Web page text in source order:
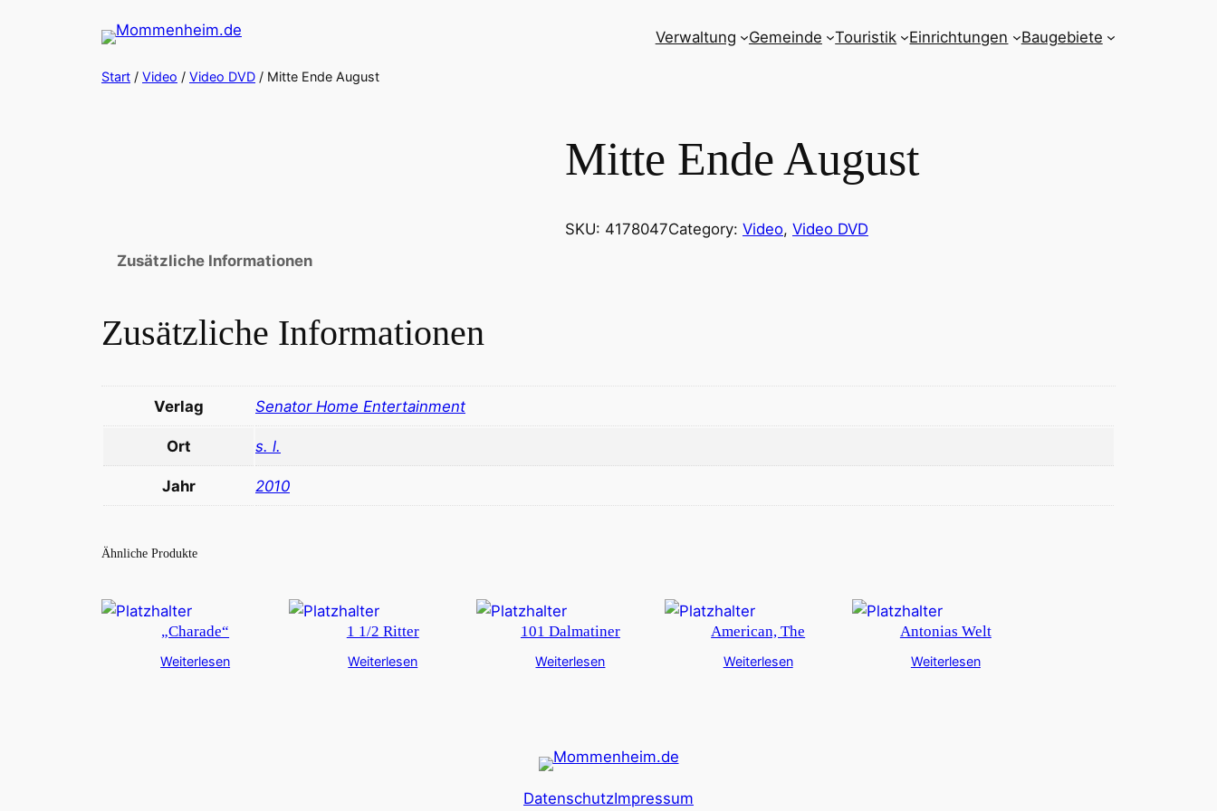
Verwaltung Gemeinde Touristik Einrichtungen Baugebiete
Start / Video / Video DVD / Mitte Ende August
Mitte Ende August
SKU: 4178047Category: Video, Video DVD
Zusätzliche Informationen
Zusätzliche Informationen
Verlag Senator Home Entertainment
Ort s. l.
Jahr 2010
Ähnliche Produkte
„Charade“
Weiterlesen
1 1/2 Ritter
Weiterlesen
101 Dalmatiner
Weiterlesen
American, The
Weiterlesen
Antonias Welt
Weiterlesen
DatenschutzImpressum